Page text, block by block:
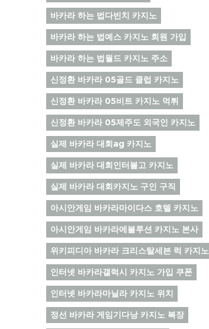
바카라 하는 법다빈치 카지노
바카라 하는 법예스 카지노 회원 가입
바카라 하는 법월드 카지노 주소
신정환 바카라 05골드 클럽 카지노
신정환 바카라 05비트 카지노 먹튀
신정환 바카라 05제주도 외국인 카지노
실제 바카라 대회ag 카지노
실제 바카라 대회인터불고 카지노
실제 바카라 대회카지노 구인 구직
아시안게임 바카라마이다스 호텔 카지노
아시안게임 바카라에볼루션 카지노 본사
위키피디아 바카라 크리스탈세븐 럭 카지
인터넷 바카라갤럭시 카지노 가입 쿠폰
인터넷 바카라마닐라 카지노 위치
정선 바카라 게임기다낭 카지노 복장